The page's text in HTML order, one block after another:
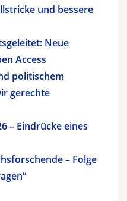
und bessere
Neue
Access
politischem
gerechte
– Eindrücke eines
– Folge